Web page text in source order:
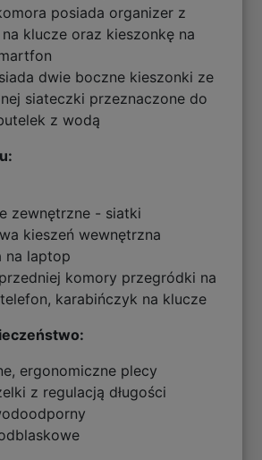
posiada organizer z
klucze oraz kieszonkę na
dwie boczne kieszonki ze
siateczki przeznaczone do
z wodą
zewnętrzne - siatki
kieszeń wewnętrzna
na laptop
komory przegródki na
karabińczyk na klucze
ergonomiczne plecy
z regulacją długości